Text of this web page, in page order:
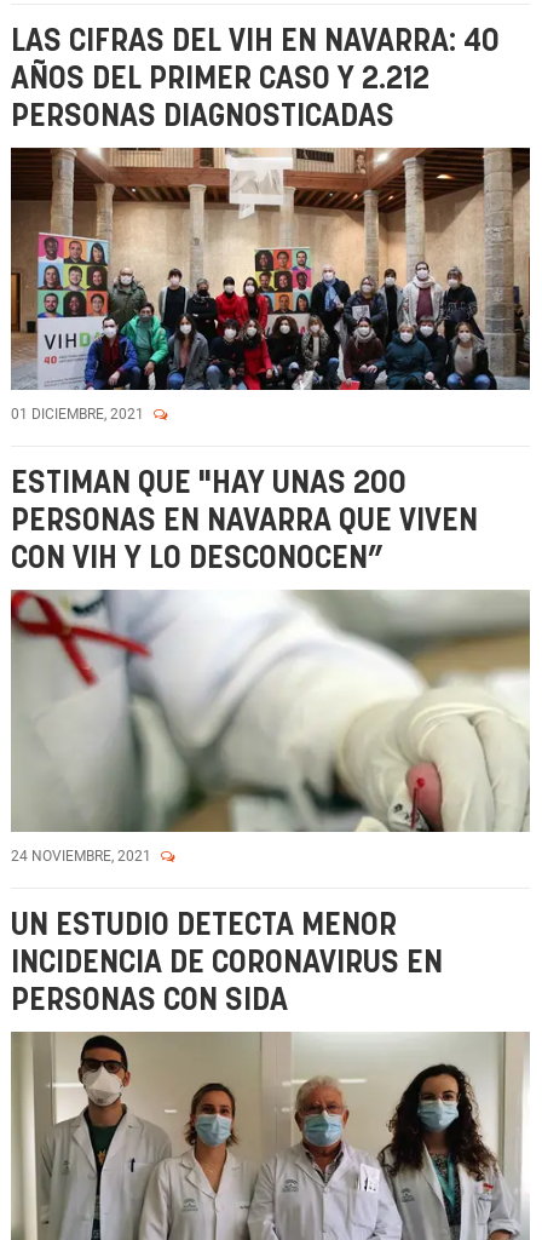
LAS CIFRAS DEL VIH EN NAVARRA: 40
AÑOS DEL PRIMER CASO Y 2.212
PERSONAS DIAGNOSTICADAS
01 DICIEMBRE, 2021
ESTIMAN QUE "HAY UNAS 200
PERSONAS EN NAVARRA QUE VIVEN
CON VIH Y LO DESCONOCEN”
24 NOVIEMBRE, 2021
UN ESTUDIO DETECTA MENOR
INCIDENCIA DE CORONAVIRUS EN
PERSONAS CON SIDA